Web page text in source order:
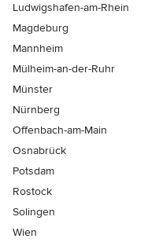
Ludwigshafen-am-Rhein
Magdeburg
Mannheim
Mülheim-an-der-Ruhr
Münster
Nürnberg
Offenbach-am-Main
Osnabrück
Potsdam
Rostock
Solingen
Wien